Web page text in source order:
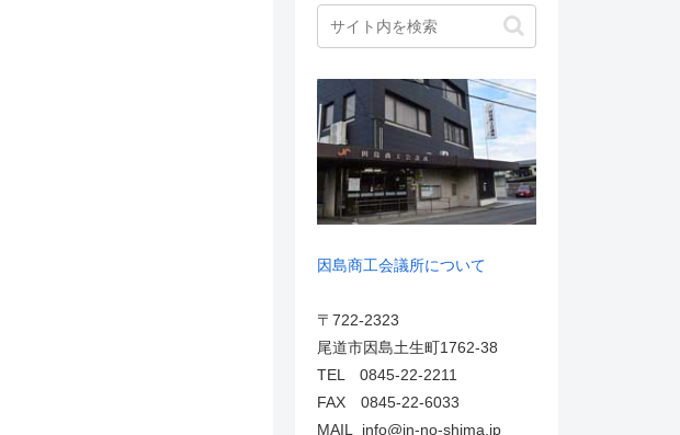
因島商工会議所について
〒722-2323
尾道市因島土生町1762-38
TEL 0845-22-2211
FAX 0845-22-6033
MAIL info@in-no-shima.jp